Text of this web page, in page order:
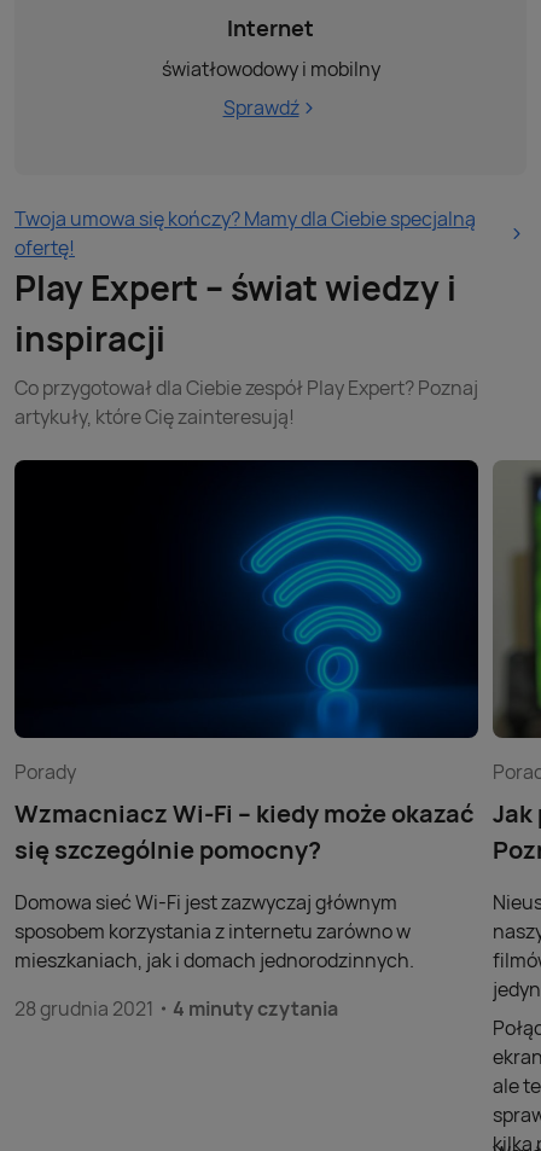
Internet
światłowodowy i mobilny
Sprawdź
Twoja umowa się kończy? Mamy dla Ciebie specjalną
ofertę!
Play Expert – świat wiedzy i
inspiracji
Co przygotował dla Ciebie zespół Play Expert? Poznaj
artykuły, które Cię zainteresują!
Porady
Wzmacniacz Wi-Fi – kiedy może okazać
się szczególnie pomocny?
Domowa sieć Wi-Fi jest zazwyczaj głównym
sposobem korzystania z internetu zarówno w
mieszkaniach, jak i domach jednorodzinnych.
28 grudnia 2021
4 minuty czytania
Jak
ale
kilka